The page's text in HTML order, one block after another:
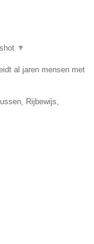
▼
al jaren mensen met
Rijbewijs,